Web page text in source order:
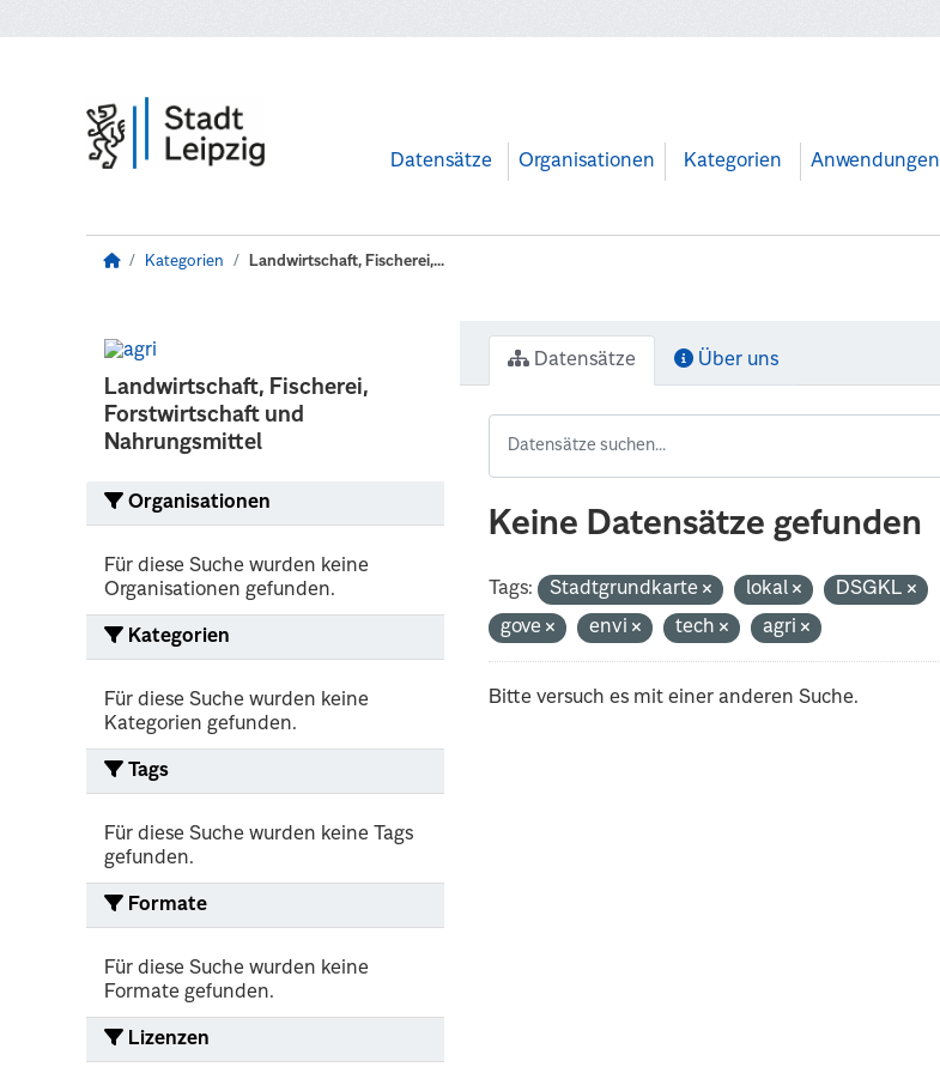
Datensätze Organisationen Kategorien Anwendungen
Kategorien Landwirtschaft, Fischerei,...
Landwirtschaft, Fischerei,
Forstwirtschaft und
Nahrungsmittel
Organisationen
Für diese Suche wurden keine
Organisationen gefunden.
Kategorien
Für diese Suche wurden keine
Kategorien gefunden.
Tags
Für diese Suche wurden keine Tags
gefunden.
Formate
Für diese Suche wurden keine
Formate gefunden.
Lizenzen
Datensätze Über uns
Keine Datensätze gefunden
Tags: Stadtgrundkarte lokal DSGKL
gove
envi tech agri
Bitte versuch es mit einer anderen Suche.